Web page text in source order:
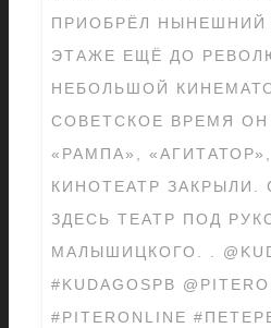
ПРИОБРЁЛ НЫНЕШНИЙ
ЭТАЖЕ ЕЩЁ ДО
НЕБОЛЬШОЙ
СОВЕТСКОЕ ВРЕМЯ ОН
«РАМПА»,
КИНОТЕАТР ЗАКРЫЛИ.
ЗДЕСЬ ТЕАТР ПОД
МАЛЫШИЦКОГО. .
#KUDAGOSPB
#PITERONLINE